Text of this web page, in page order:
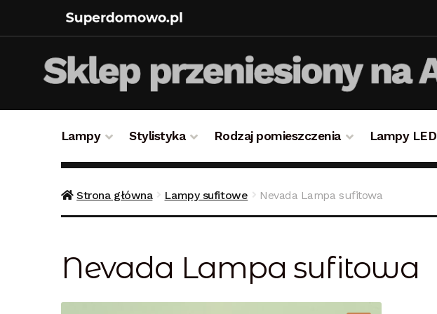
Lampy Stylistyka Rodzaj pomieszczenia Lampy LED
Strona główna Lampy sufitowe Nevada Lampa sufitowa
Nevada Lampa sufitowa